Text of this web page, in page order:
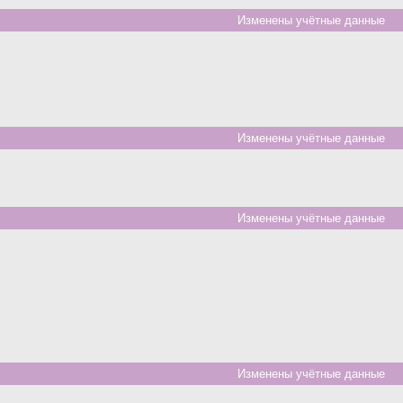
Изменены учётные данные
Изменены учётные данные
Изменены учётные данные
Изменены учётные данные